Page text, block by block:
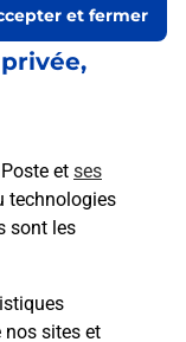
et ses
technologies
sont les
nos sites et
et fermer
que